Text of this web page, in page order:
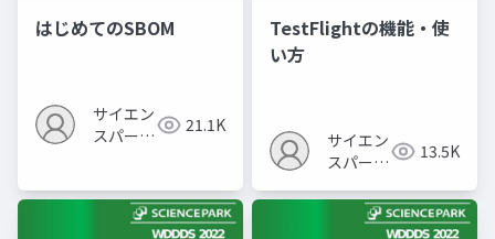
はじめてのSBOM
サイエン
スパーク
21.1K
TestFlightの機能・使
い方
サイエン
スパーク
13.5K